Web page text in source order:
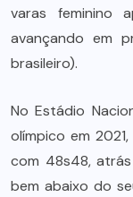
varas feminino
avançando em
brasileiro).
No Estádio
olímpico em
com 48s48, atrás
bem abaixo do